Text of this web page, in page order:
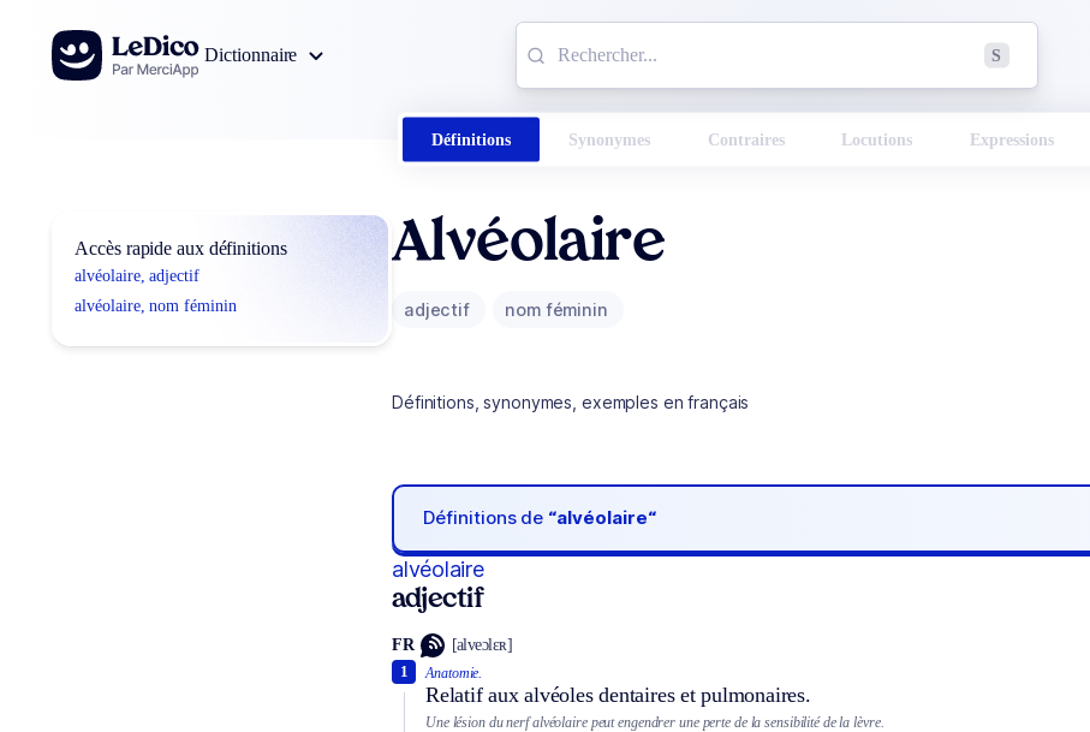
Aller au contenu
Dictionnaire
S
Définitions Synonymes Contraires Locutions Expressions
Accès rapide aux définitions
alvéolaire, adjectif
alvéolaire, nom féminin
Alvéolaire
adjectif nom féminin
Définitions, synonymes, exemples en français
Définitions de “alvéolaire“
alvéolaire
adjectif
FR [alveɔlɛʀ]
Anatomie.
Relatif aux alvéoles dentaires et pulmonaires.
1
Une lésion du nerf alvéolaire peut engendrer une perte de la sensibilité de la lèvre.